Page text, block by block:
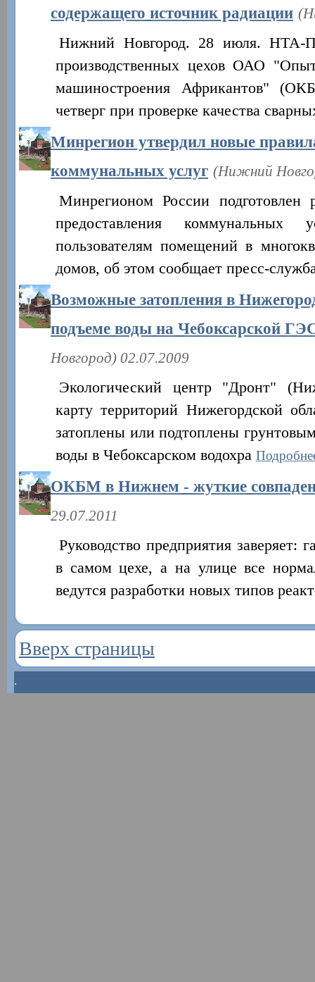
содержащего источник радиации
Нижний Новгород. 28 июля.
производственных цехов ОАО
машиностроения Африкантов"
четверг при проверке качества
Минрегион утвердил новые
коммунальных услуг (Нижний
Минрегионом России
предоставления коммунальных
пользователям помещений в
домов, об этом сообщает пресс-
Возможные затопления в
подъеме воды на Чебоксарской
Новгород) 02.07.2009
Экологический центр "Дронт"
карту территорий Нижегордской
затоплены или подтоплены
воды в Чебоксарском водохра
ОКБМ в Нижнем - жуткие
29.07.2011
Руководство предприятия заверяет:
в самом цехе, а на улице все
ведутся разработки новых типов
Вверх страницы
.